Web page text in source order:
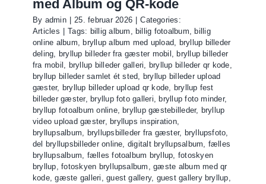
med Album og QR-kode
By admin 25. februar 2026
Categories:
Articles
Tags: billig album , billig fotoalbum, billig
online album, bryllup album med upload, bryllup billeder
deling, bryllup billeder fra gæster mobil , bryllup billeder
fra mobil , bryllup billeder galleri, bryllup billeder qr kode,
bryllup billeder samlet ét sted, bryllup billeder upload
gæster, bryllup billeder upload qr kode, bryllup fest
billeder gæster, bryllup foto galleri, bryllup foto minder,
bryllup fotoalbum online, bryllup gæstebilleder, bryllup
video upload gæster, bryllups inspiration,
bryllupsalbum, bryllupsbilleder fra gæster, bryllupsfoto,
del bryllupsbilleder online, digitalt bryllupsalbum, fælles
bryllupsalbum, fælles fotoalbum bryllup, fotoskyen
bryllup,fotoskyen bryllupsalbum ,gæste album med qr
kode,gæste galleri ,guest gallery, guest gallery bryllup,